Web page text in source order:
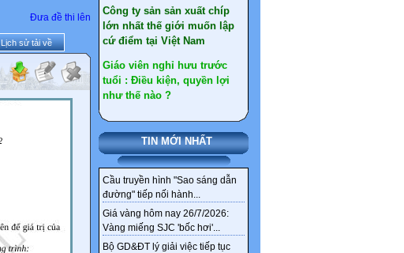
cứ điểm tại Việt Nam
Giáo viên nghỉ hưu trước
tuổi : Điều kiện, quyền lợi
như thế nào ?
Gần 30 tấn vàng ở Tây Bắc
ngầm tại Việt Nam
Tổng hợp văn bản sát nhập
xã, huyện đến 2030
Chi tiết tên gọi 126 xã,
phường mới ở Hà Nội sau
sắp xếp
Sức khỏe, bài thuốc hay
TIN MỚI NHẤT
Cầu truyền hình "Sao sáng dẫn
đường" tiếp nối hành...
Giá vàng hôm nay 26/7/2026:
Vàng miếng SJC 'bốc hơi'...
Bộ GD&ĐT lý giải việc tiếp tục
Đưa đề thi lên
Lịch sử tải về